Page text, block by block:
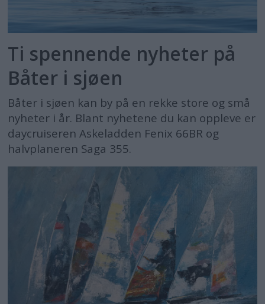
Ti spennende nyheter på
Båter i sjøen
Båter i sjøen kan by på en rekke store og små
nyheter i år. Blant nyhetene du kan oppleve er
daycruiseren Askeladden Fenix 66BR og
halvplaneren Saga 355.